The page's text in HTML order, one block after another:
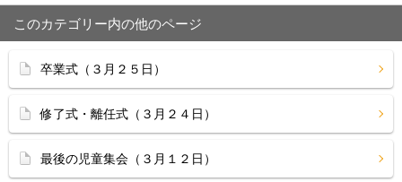
このカテゴリー内の他のページ
卒業式（３月２５日）
修了式・離任式（３月２４日）
最後の児童集会（３月１２日）